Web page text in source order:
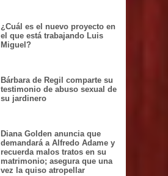
¿Cuál es el nuevo proyecto en
el que está trabajando Luis
Miguel?
Bárbara de Regil comparte su
testimonio de abuso sexual de
su jardinero
Diana Golden anuncia que
demandará a Alfredo Adame y
recuerda malos tratos en su
matrimonio; asegura que una
vez la quiso atropellar